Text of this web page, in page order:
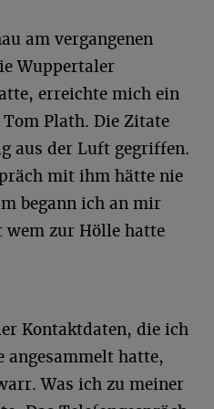
am vergangenen
Wuppertaler
erreichte mich ein
Plath. Die Zitate
aus der Luft gegriffen.
mit ihm hätte nie
begann ich an mir
wem zur Hölle hatte
Kontaktdaten, die ich
angesammelt hatte,
Was ich zu meiner